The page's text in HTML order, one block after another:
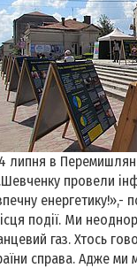
липня в
провели
енергетику!»,-
події. Ми
газ. Хтось
справа. Адже ми